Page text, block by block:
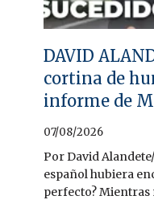
DAVID
cortina de
informe de
07/08/2026
Por David
español hubiera
perfecto? Mientras